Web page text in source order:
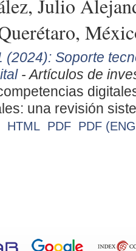
Julio
(2024): Soporte
- Artículos de
una revisión
HTML PDF PDF